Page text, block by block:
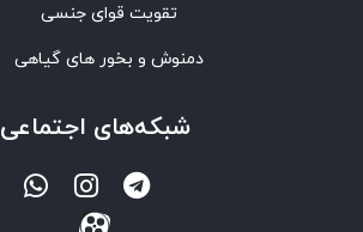
تقویت قوای جنسی
دمنوش و بخور های گیاهی
شبکه‌های اجتماعی